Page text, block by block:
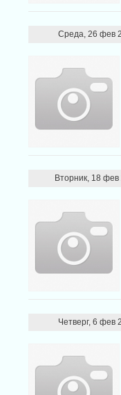
Среда, 26 фев
Вторник, 18 фев
Четверг, 6 фев